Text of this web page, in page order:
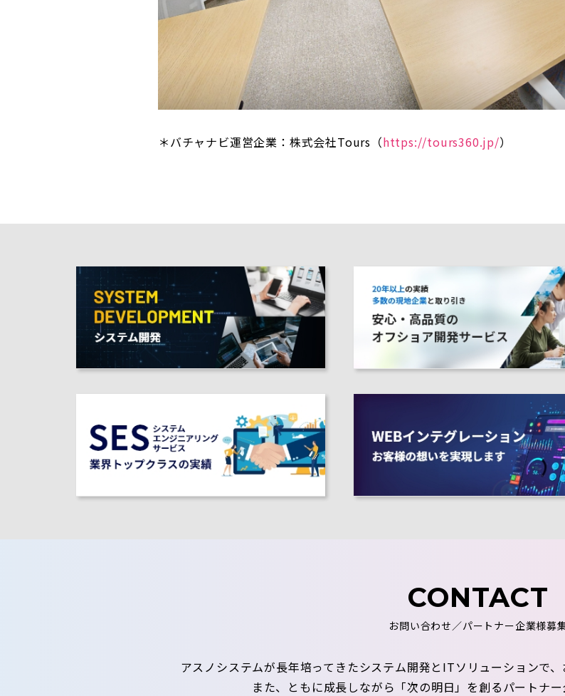
＊バチャナビ運営企業：株式会社Tours（https://tours360.jp/）
CONTACT
お問い合わせ／パートナー企業様募
アスノシステムが長年培ってきたシステム開発とITソリューションで、
また、ともに成長しながら「次の明日」を創るパートナー